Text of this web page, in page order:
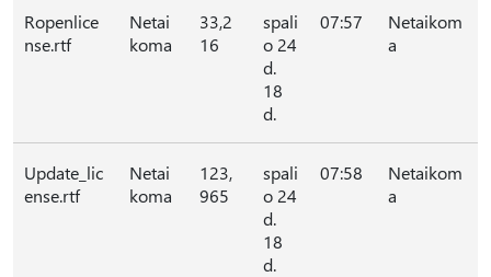
Ropenlice
nse.rtf
Netai
koma
33,2
16
spali
o 24
d.
18
d.
07:57
Netaikom
a
Update_lic
ense.rtf
Netai
koma
123,
965
spali
o 24
d.
18
d.
07:58
Netaikom
a